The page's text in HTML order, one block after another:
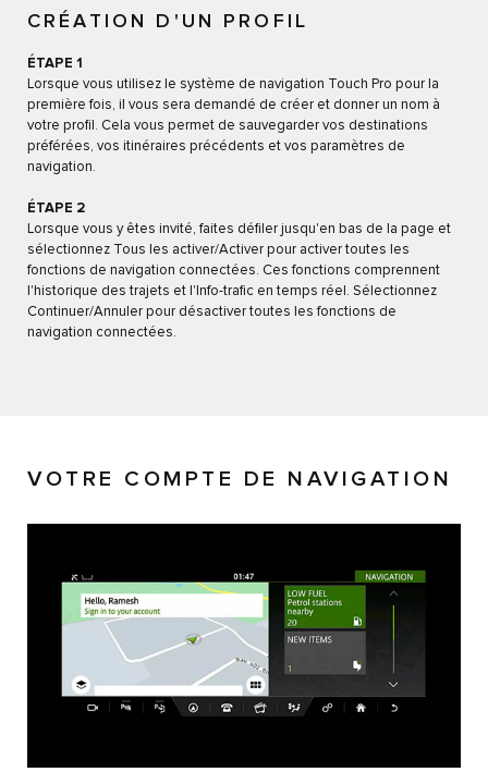
CRÉATION D'UN PROFIL
ÉTAPE 1
Lorsque vous utilisez le système de navigation Touch Pro pour la
première fois, il vous sera demandé de créer et donner un nom à
votre profil. Cela vous permet de sauvegarder vos destinations
préférées, vos itinéraires précédents et vos paramètres de
navigation.
ÉTAPE 2
Lorsque vous y êtes invité, faites défiler jusqu'en bas de la page et
sélectionnez Tous les activer/Activer pour activer toutes les
fonctions de navigation connectées. Ces fonctions comprennent
l'historique des trajets et l'Info-trafic en temps réel. Sélectionnez
Continuer/Annuler pour désactiver toutes les fonctions de
navigation connectées.
VOTRE COMPTE DE NAVIGATION